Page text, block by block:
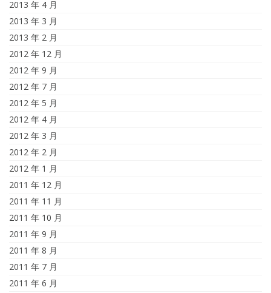
2013 年 4 月
2013 年 3 月
2013 年 2 月
2012 年 12 月
2012 年 9 月
2012 年 7 月
2012 年 5 月
2012 年 4 月
2012 年 3 月
2012 年 2 月
2012 年 1 月
2011 年 12 月
2011 年 11 月
2011 年 10 月
2011 年 9 月
2011 年 8 月
2011 年 7 月
2011 年 6 月